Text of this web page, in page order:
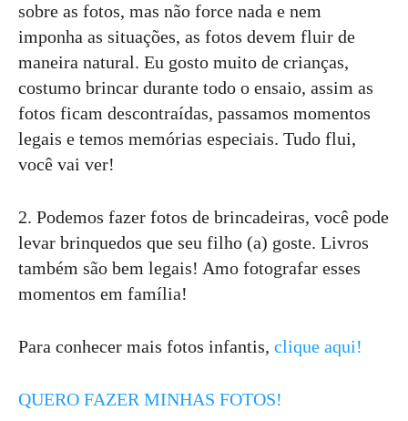
sobre as fotos, mas não force nada e nem
imponha as situações, as fotos devem fluir de
maneira natural. Eu gosto muito de crianças,
costumo brincar durante todo o ensaio, assim as
fotos ficam descontraídas, passamos momentos
legais e temos memórias especiais. Tudo flui,
você vai ver!
2. Podemos fazer fotos de brincadeiras, você pode
levar brinquedos que seu filho (a) goste. Livros
também são bem legais! Amo fotografar esses
momentos em família!
Para conhecer mais fotos infantis, clique aqui!
QUERO FAZER MINHAS FOTOS!